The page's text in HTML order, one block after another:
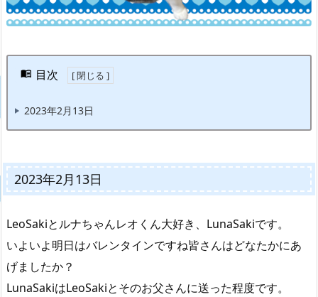
目次
2023年2月13日
2023年2月13日
LeoSakiとルナちゃんレオくん大好き、LunaSakiです。
いよいよ明日はバレンタインですね皆さんはどなたかにあ
げましたか？
LunaSakiはLeoSakiとそのお父さんに送った程度です。